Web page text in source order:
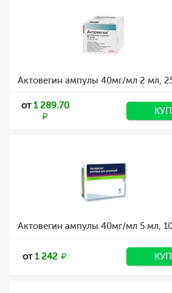
Актовегин ампулы 40мг/мл 2 мл,
от1 289.70
Актовегин ампулы 40мг/мл 5 мл,
от1 242